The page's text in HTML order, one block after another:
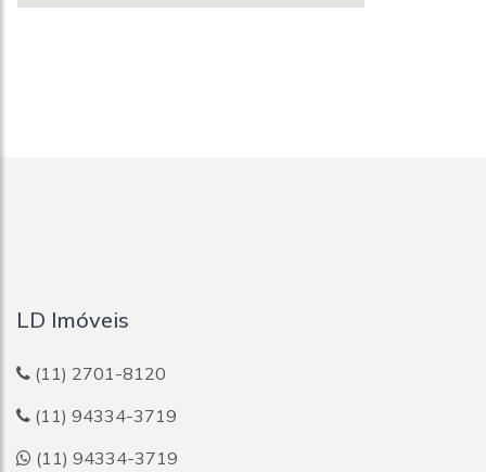
LD Imóveis
(11) 2701-8120
(11) 94334-3719
(11) 94334-3719